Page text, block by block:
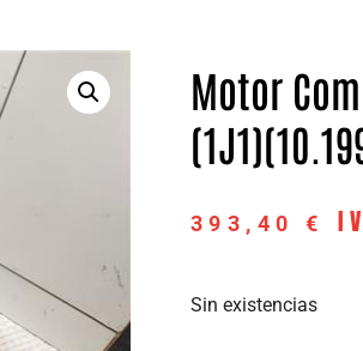
Motor
393,40 €
Sin existencias